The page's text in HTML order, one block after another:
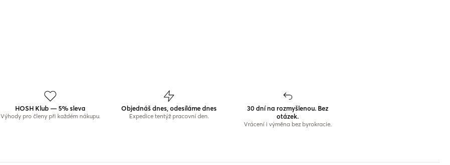
HOSH Klub — 5% sleva
Výhody pro členy při každém nákupu.
Objednáš dnes, odesíláme dnes
Expedice tentýž pracovní den.
30 dní na rozmyšlenou. Bez
otázek.
Vrácení i výměna bez byrokracie.